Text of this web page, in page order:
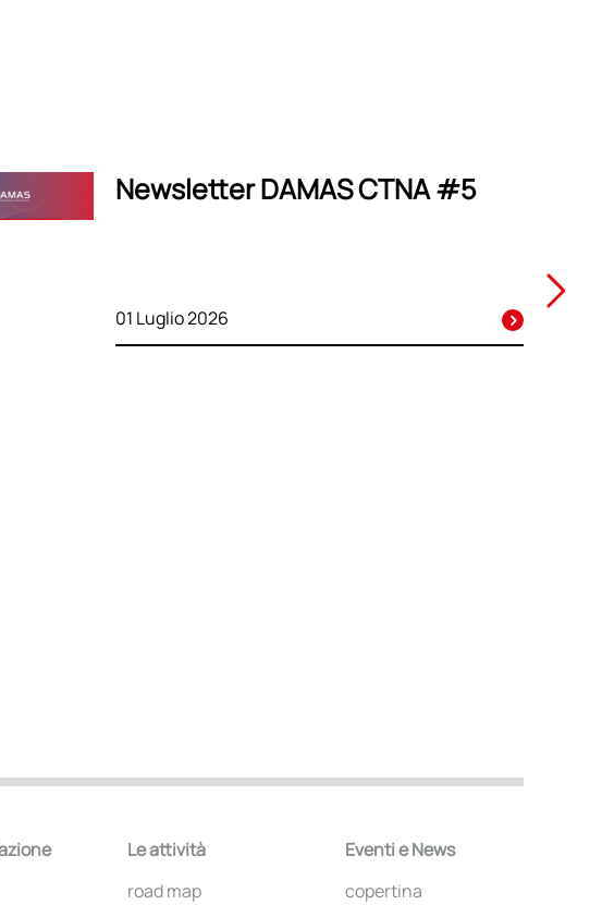
Newsletter DAMAS CTNA #5
01 Luglio 2026
Le attività
road map
Eventi e News
copertina